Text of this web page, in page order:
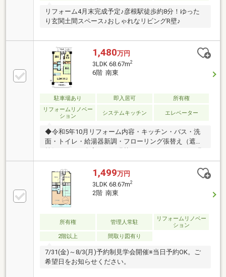
リフォーム4月末完成予定♪彦根駅徒歩約8分！ゆった
り玄関土間スペース♪おしゃれなリビングR壁♪
1,480万円
3LDK 68.67m2
6階 南東
駐車場あり 即入居可
所有権
リフォームリノベー
ション
システムキッチン エレベーター
◆令和5年10月リフォーム内容・キッチン・バス・洗
面・トイレ・給湯器新調・フローリング張替え（遮音
替え・畳表替え・洗濯防水パン、水栓新調・襖、網戸
張替え・ワイドスイッチ新調・廊下等ダウンライト新
調（居室除く）・キッチンカウンター新調・建具一部
新調（ＬＤＫ・トイレ・洗面室・廊下物入） 他備
考：エレベーター7階から階段を要す◆無料査定サー
ビス実施中◆ご売却のみをお考えの方・ご自宅を売却
してご購入をお考えの方など何でもご相談下さい。ま
た、弊社買取サービスも好評実施中。（弊社規定によ
り買取できない場合もございます）
1,499万円
3LDK 68.67m2
2階 南東
所有権 管理人常駐
リフォームリノベー
ション
2階以上
間取り図有り
7/31(金)～8/3(月)予約制見学会開催※当日予約OK。ご
希望日をお知らせください。